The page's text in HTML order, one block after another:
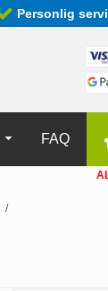
Personlig
FAQ
/